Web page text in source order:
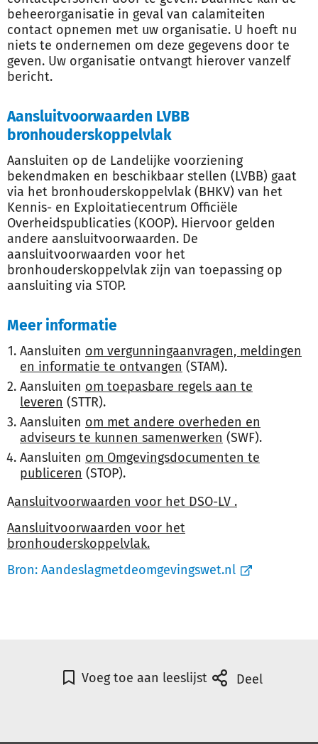
beheerorganisatie in geval van calamiteiten
contact opnemen met uw organisatie. U hoeft nu
niets te ondernemen om deze gegevens door te
geven. Uw organisatie ontvangt hierover vanzelf
bericht.
Aansluitvoorwaarden LVBB
bronhouderskoppelvlak
Aansluiten op de Landelijke voorziening
bekendmaken en beschikbaar stellen (LVBB) gaat
via het bronhouderskoppelvlak (BHKV) van het
Kennis- en Exploitatiecentrum Officiële
Overheidspublicaties (KOOP). Hiervoor gelden
andere aansluitvoorwaarden. De
aansluitvoorwaarden voor het
bronhouderskoppelvlak zijn van toepassing op
aansluiting via STOP.
Meer informatie
Aansluiten om vergunningaanvragen, meldingen
en informatie te ontvangen (STAM).
Aansluiten om toepasbare regels aan te
leveren (STTR).
Aansluiten om met andere overheden en
adviseurs te kunnen samenwerken (SWF).
Aansluiten om Omgevingsdocumenten te
publiceren (STOP).
Aansluitvoorwaarden voor het DSO-LV .
Aansluitvoorwaarden voor het
bronhouderskoppelvlak.
Bron: Aandeslagmetdeomgevingswet.nl
Voeg toe aan leeslijst Deel